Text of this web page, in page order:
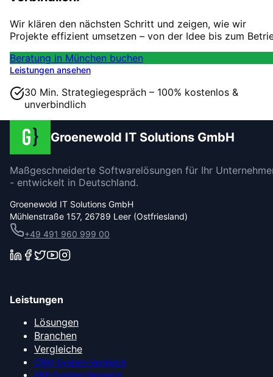
Wir klären den nächsten Schritt und zeigen, wie wir
Projekte effizient umsetzen – von der Idee bis zum
Beratung in München buchen
Leistungen ansehen
30 Min. Strategiegespräch – 100% kostenlos &
unverbindlich
Groenewold IT Solutions GmbH
Maßgeschneiderte Softwarelösungen für Ihr
- entwickelt in Deutschland.
Groenewold IT Solutions GmbH
Mühlenstraße 157, 26789 Leer (Ostfriesland)
+49 491 960 999 00
Leistungen
Lösungen
Branchen
Vergleiche
CRM-System-Vergleich